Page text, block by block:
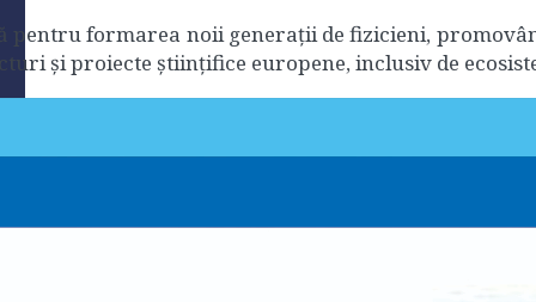
formarea noii generații de fizicieni,
și proiecte științifice europene, inclusiv de